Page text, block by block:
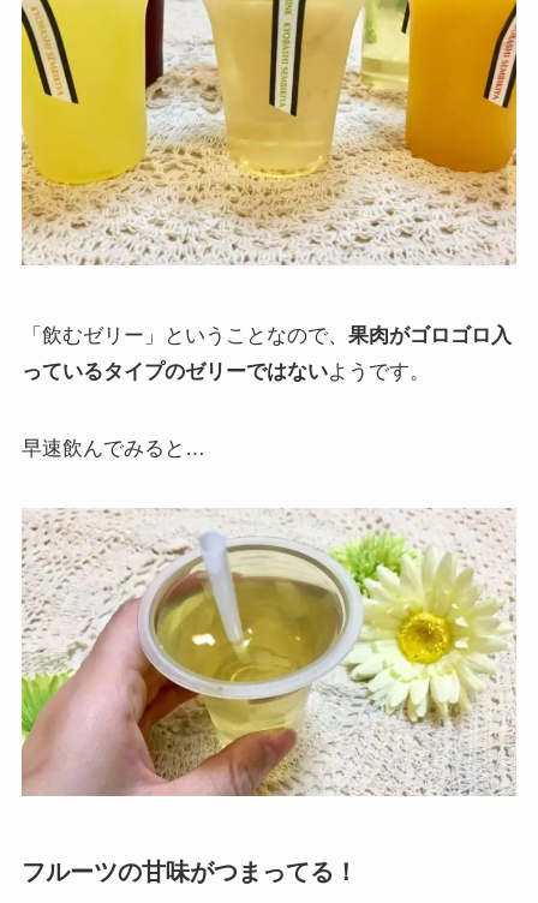
「飲むゼリー」ということなので、 果肉がゴロゴロ入
っているタイプのゼリーではないようです。
早速飲んでみると…
フルーツの甘味がつまってる！